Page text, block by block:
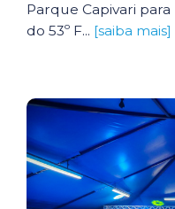
Parque Capivari
do 53º F... [saiba mais]